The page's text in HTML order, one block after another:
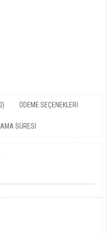
ÖDEME SEÇENEKLERI
SÜRESI